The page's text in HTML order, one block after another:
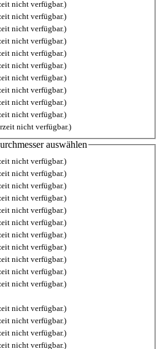
nicht verfügbar.)
nicht verfügbar.)
nicht verfügbar.)
nicht verfügbar.)
nicht verfügbar.)
nicht verfügbar.)
nicht verfügbar.)
nicht verfügbar.)
nicht verfügbar.)
nicht verfügbar.)
nicht verfügbar.)
auswählen
nicht verfügbar.)
nicht verfügbar.)
nicht verfügbar.)
nicht verfügbar.)
nicht verfügbar.)
nicht verfügbar.)
nicht verfügbar.)
nicht verfügbar.)
nicht verfügbar.)
nicht verfügbar.)
nicht verfügbar.)
nicht verfügbar.)
nicht verfügbar.)
nicht verfügbar.)
nicht verfügbar.)